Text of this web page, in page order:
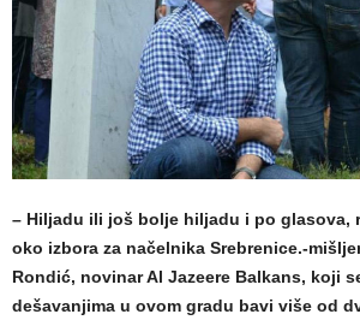
– Hiljadu ili još bolje hiljadu i po glasova,
oko izbora za načelnika Srebrenice.-
Rondić, novinar Al Jazeere Balkans, koji
dešavanjima u ovom gradu bavi više od